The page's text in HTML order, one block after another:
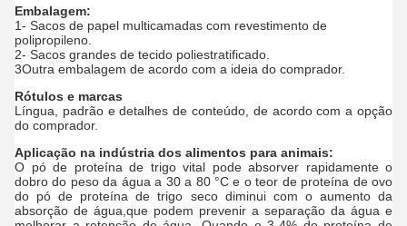
Embalagem:
1- Sacos de papel multicamadas com revestimento de
polipropileno.
2- Sacos grandes de tecido poliestratificado.
3Outra embalagem de acordo com a ideia do comprador.
Rótulos e marcas
Língua, padrão e detalhes de conteúdo, de acordo com a opção
do comprador.
Aplicação na indústria dos alimentos para animais:
O pó de proteína de trigo vital pode absorver rapidamente o
dobro do peso da água a 30 a 80 °C e o teor de proteína de ovo
do pó de proteína de trigo seco diminui com o aumento da
absorção de água,que podem prevenir a separação da água e